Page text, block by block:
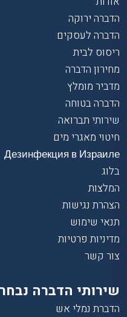
הדברה ירוקה
הדברה לעסקים
ריסוס לבית
מחירון הדברה
מדביר מומלץ
הדברה בטוחה
שירותי תברואה
חיטוי מאגרי מים
Дезинфекция в Израиле
בלוג
המלצות
הצהרת נגישות
תנאי שימוש
מדיניות פרטיות
צור קשר
שירותי הדברה
הדברת נמלי אש